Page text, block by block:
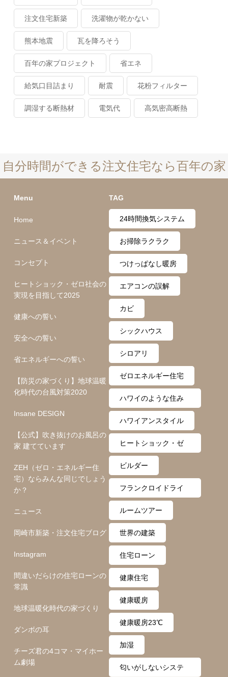
注文住宅新築 洗濯物が乾かない
熊本地震 瓦を降ろそう
百年の家プロジェクト 省エネ
給気口目詰まり 耐震 花粉フィルター
調湿する断熱材 電気代 高気密高断熱
自分時間ができる注文住宅なら百年の家
Menu
Home
ニュース＆イベント
コンセプト
ヒートショック・ゼロ社会の
実現を目指して2025
健康への誓い
安全への誓い
省エネルギーへの誓い
【防災の家づくり】地球温暖
化時代の台風対策2020
Insane DESIGN
【公式】吹き抜けのお風呂の
家 建てています
ZEH（ゼロ・エネルギー住
宅）ならみんな同じでしょう
か？
ニュース
岡崎市新築・注文住宅ブログ
Instagram
間違いだらけの住宅ローンの
常識
地球温暖化時代の家づくり
ダンボの耳
チーズ君の4コマ・マイホー
ム劇場
TAG
24時間換気システム
お掃除ラクラク
つけっぱなし暖房
エアコンの誤解
カビ
シックハウス
シロアリ
ゼロエネルギー住宅
ハワイのような住み
心地
ハワイアンスタイル
ヒートショック・ゼ
ロ月間
ビルダー
フランクロイドライ
ト
ルームツアー
世界の建築
住宅ローン
健康住宅
健康暖房
健康暖房23℃
加湿
匂いがしないシステ